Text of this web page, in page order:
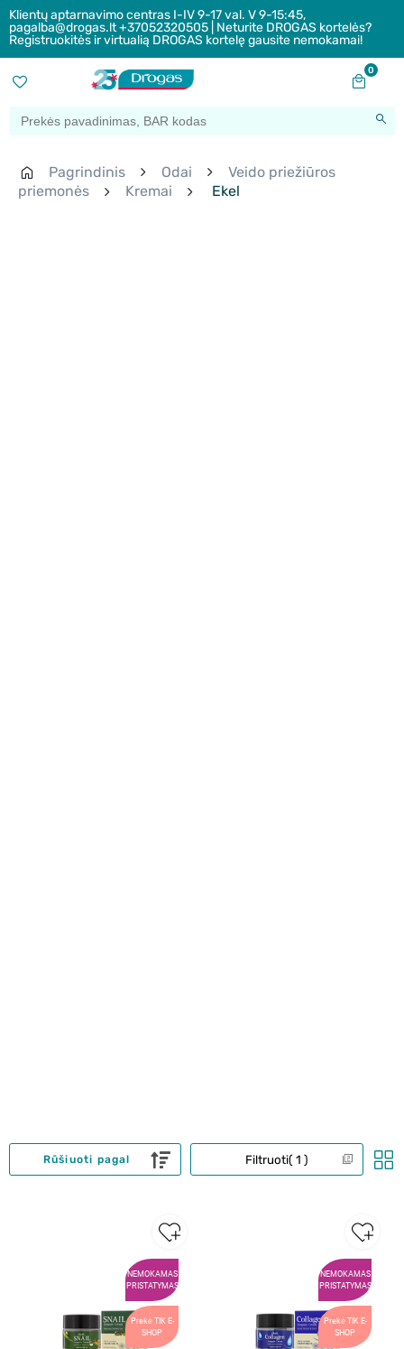
Klientų aptarnavimo centras I-IV 9-17 val. V 9-15:45,
pagalba@drogas.lt +37052320505 | Neturite DROGAS kortelės?
Registruokitės ir virtualią DROGAS kortelę gausite nemokamai!
0
Pagrindinis Odai
Veido priežiūros
priemonės
Kremai Ekel
Filtruoti 1
Rūšiuoti pagal
NEMOKAMAS
PRISTATYMAS
Prekė TIK E-
SHOP
NEMOKAMAS
PRISTATYMAS
Prekė TIK E-
SHOP